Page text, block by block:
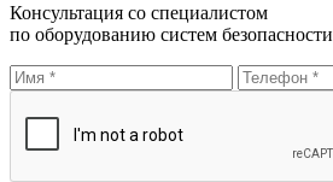
Консультация со специалистом
по оборудованию систем безопасности